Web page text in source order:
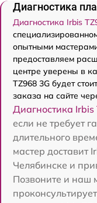
Диагностика
Диагностика Irbis
опытными
предоставляем
центре уверены в
TZ968 3G будет
заказа на сайте
Диагностика Irbis
если не требует
длительного
мастер доставит
Челябинске и
Позвоните и наш